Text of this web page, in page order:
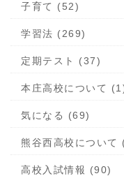
子育て (52)
学習法 (269)
定期テスト (37)
本庄高校について
気になる (69)
熊谷西高校について
高校入試情報 (90)